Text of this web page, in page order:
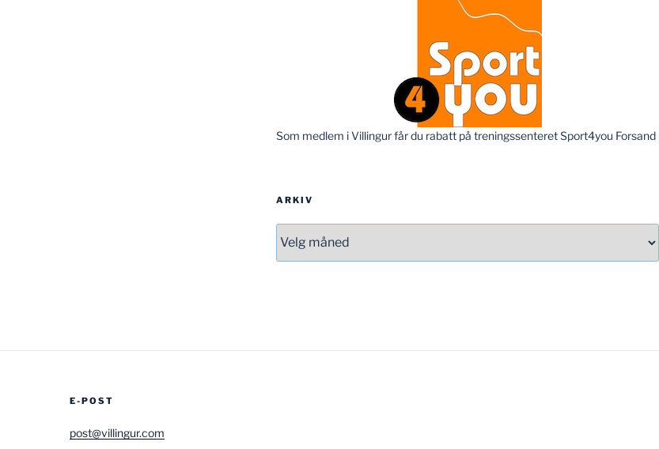
Som medlem i Villingur får du rabatt på treningssenteret Sport4you Forsand
ARKIV
E-POST
post@villingur.com